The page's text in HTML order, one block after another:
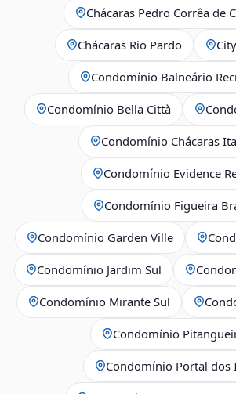
Chácaras Pedro Corrêa de
Chácaras Rio Pardo
Condomínio Balneário
Condomínio Bella Città
Condomínio Chácaras
Condomínio Evidence
Condomínio Figueira
Condomínio Garden Ville
Condomínio Jardim Sul
Condomínio Mirante Sul
Condomínio
Condomínio Portal dos